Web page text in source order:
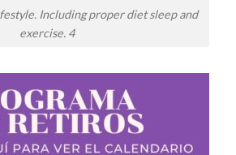
Including proper diet sleep and
exercise. 4